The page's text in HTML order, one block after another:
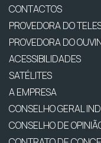
CONTACTOS
PROVEDORA DO
PROVEDORA DO
ACESSIBILIDADES
SATÉLITES
A EMPRESA
CONSELHO GERAL
CONSELHO DE